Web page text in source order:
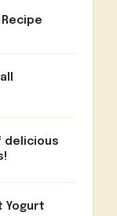
delicious
Yogurt